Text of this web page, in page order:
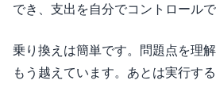
でき、支出を自分でコントロールで
乗り換えは簡単です。問題点を理
もう越えています。あとは実行する